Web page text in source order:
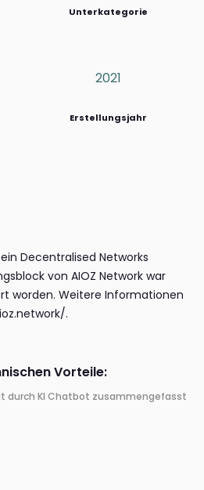
Unterkategorie
2021
Erstellungsjahr
Decentralised Networks
von AIOZ Network war
worden. Weitere Informationen
.
Vorteile:
durch KI Chatbot zusammengefasst